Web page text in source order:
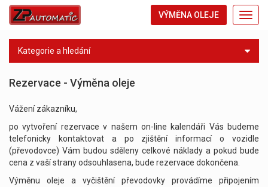
VÝMĚNA OLEJE
Kategorie a hledání
Rezervace - Výměna oleje
Vážení zákazníku,
po vytvoření rezervace v našem on-line kalendáři Vás budeme
telefonicky kontaktovat a po zjištění informací o vozidle
(převodovce) Vám budou sděleny celkové náklady a pokud bude
cena z vaší strany odsouhlasena, bude rezervace dokončena.
Výměnu oleje a vyčištění převodovky provádíme připojením